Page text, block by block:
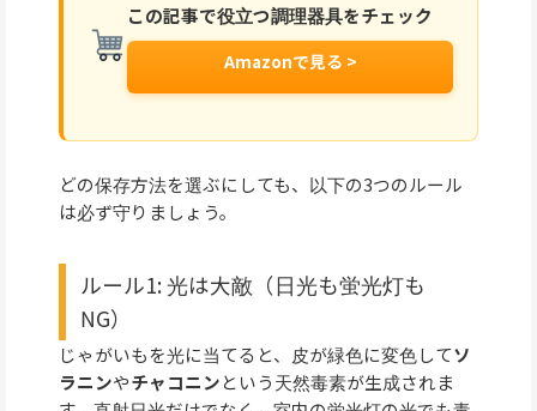
この記事で役立つ調理器具をチェック
Amazonで見る >
どの保存方法を選ぶにしても、以下の3つのルール
は必ず守りましょう。
ルール1: 光は大敵（日光も蛍光灯も
NG）
じゃがいもを光に当てると、皮が緑色に変色してソ
ラニンやチャコニンという天然毒素が生成されま